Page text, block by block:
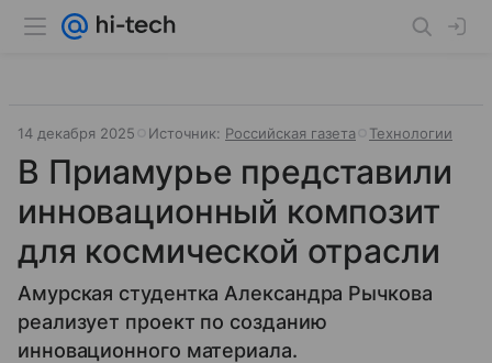
14 декабря 2025 Источник: Российская газета Технологии
В Приамурье представили
инновационный композит
для космической отрасли
Амурская студентка Александра Рычкова
реализует проект по созданию
инновационного материала.